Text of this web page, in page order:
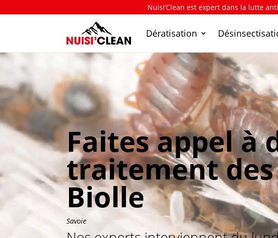
Nuisi’Clean est expert dans la lutte
Dératisation
Faites appel à
traitement des
Biolle
Savoie